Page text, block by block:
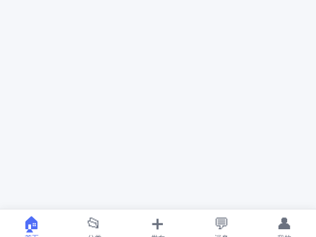
🏠 📂 ➕ 💬 👤